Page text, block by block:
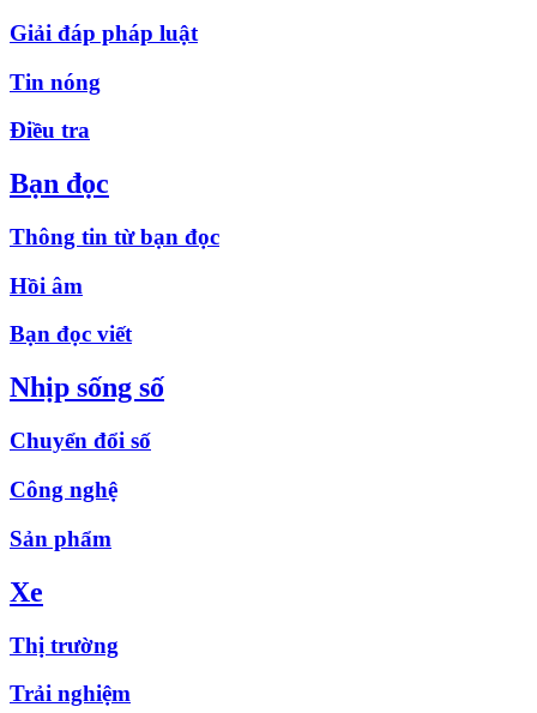
Giải đáp pháp luật
Tin nóng
Điều tra
Bạn đọc
Thông tin từ bạn đọc
Hồi âm
Bạn đọc viết
Nhịp sống số
Chuyển đổi số
Công nghệ
Sản phẩm
Xe
Thị trường
Trải nghiệm